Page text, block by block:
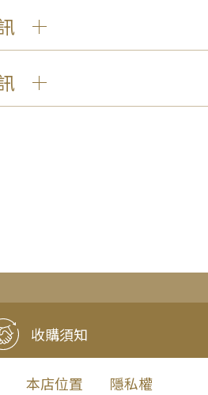
收購須知
本店位置 隱私權